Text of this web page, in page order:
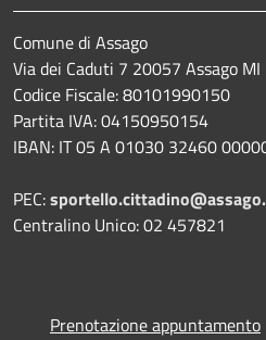
Comune di Assago
Via dei Caduti 7 20057 Assago
Codice Fiscale: 80101990150
Partita IVA: 04150950154
IBAN: IT 05 A 01030 32460
PEC:
Centralino Unico: 02 457821
Prenotazione appuntamento